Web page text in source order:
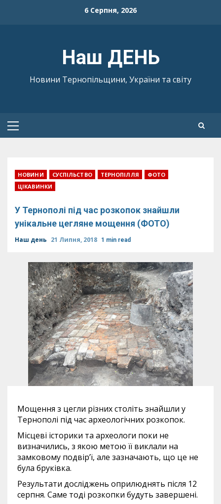
6 Серпня, 2026
Наш ДЕНЬ
Новини Тернопільщини, України та світу
Primary
НОВИНИ СУСПІЛЬСТВО ТЕРНОПІЛЛЯ
ФОТО
ЦІКАВИНКИ
У Тернополі під час розкопок знайшли
унікальне цегляне мощення (ФОТО)
Наш день 21 Липня, 2018 1 min read
Мощення з цегли різних століть знайшли у
Тернополі під час археологічних розкопок.
Місцеві історики та археологи поки не
визначились, з якою метою її виклали на
замковому подвір’ї, але зазначають, що це не
була бруківка.
Результати досліджень оприлюднять після 12
серпня. Саме тоді розкопки будуть завершені.